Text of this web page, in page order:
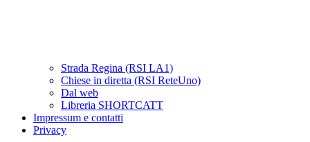
Strada Regina (RSI LA1)
Chiese in diretta (RSI ReteUno)
Dal web
Libreria SHORTCATT
Impressum e contatti
Privacy